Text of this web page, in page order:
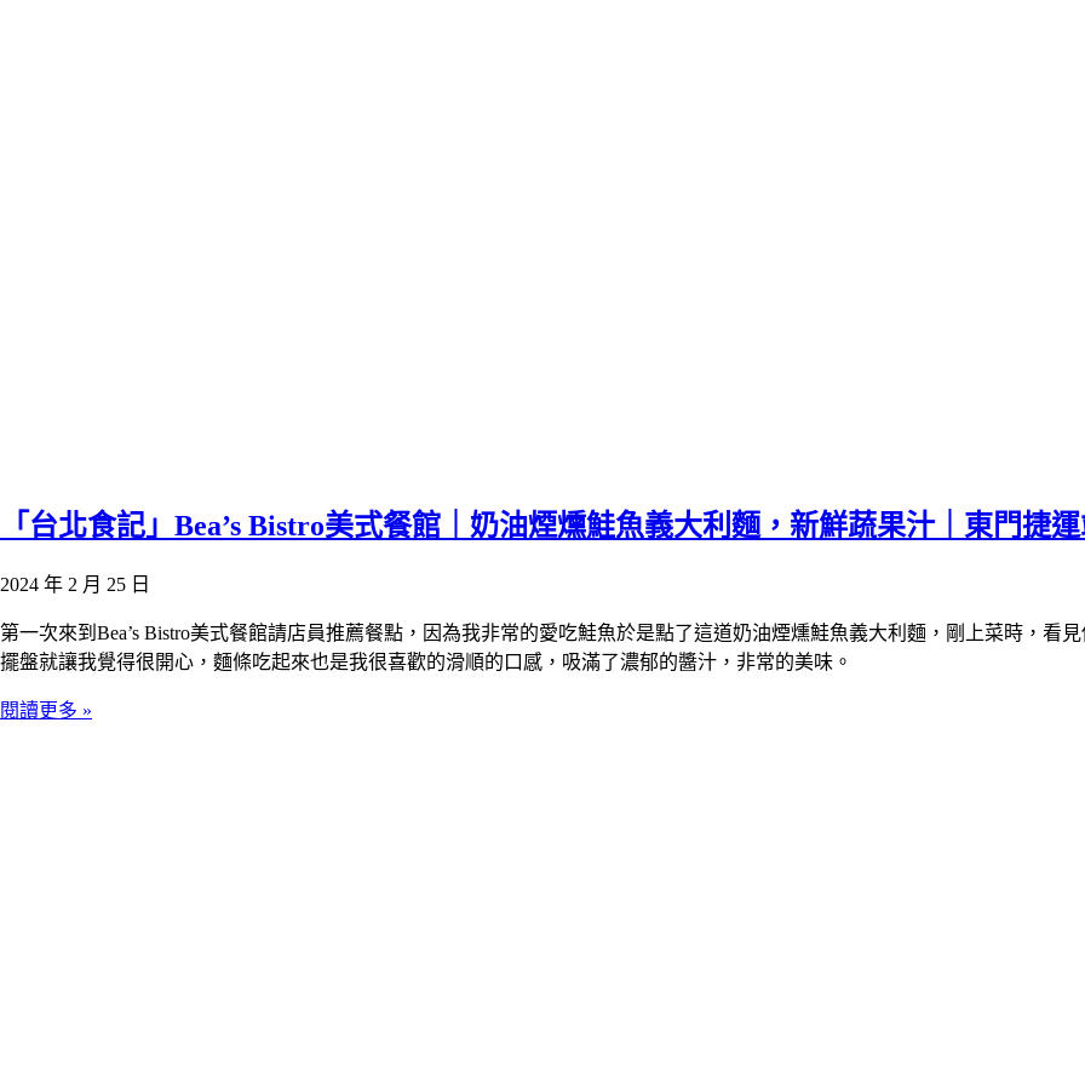
「台北食記」Bea’s Bistro美式餐館｜奶油煙燻鮭魚義大利麵，新鮮蔬果汁｜東門捷
2024 年 2 月 25 日
第一次來到Bea’s Bistro美式餐館請店員推薦餐點，因為我非常的愛吃鮭魚於是點了這道奶油煙燻鮭魚義大利麵，剛上菜時，看
擺盤就讓我覺得很開心，麵條吃起來也是我很喜歡的滑順的口感，吸滿了濃郁的醬汁，非常的美味。
閱讀更多 »